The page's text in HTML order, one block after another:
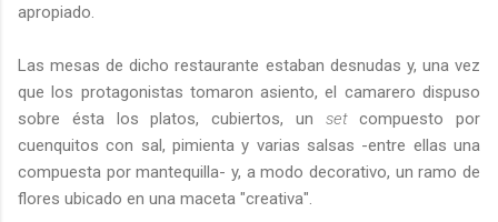
apropiado.
Las mesas de dicho restaurante estaban desnudas y, una vez
que los protagonistas tomaron asiento, el camarero dispuso
sobre ésta los platos, cubiertos, un setcompuesto por
cuenquitos con sal, pimienta y varias salsas -entre ellas una
compuesta por mantequilla- y, a modo decorativo, un ramo de
flores ubicado en una maceta "creativa".